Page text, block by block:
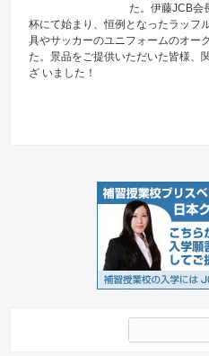
た。伊藤JCB会
杯にて始まり、恒例となったラッフ
具やサッカーのユニフォームのオー
た。景品をご提供いただいた皆様、
ざ いました！
for: